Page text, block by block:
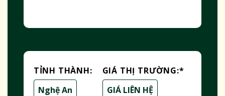
TỈNH THÀNH:
Nghệ An
GIÁ THỊ TRƯỜNG:*
GIÁ LIÊN HỆ